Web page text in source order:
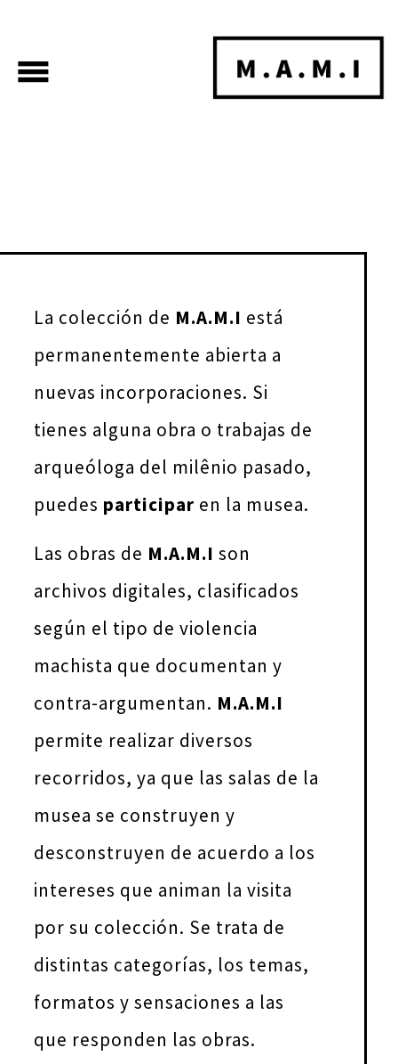
menu
La colección de M.A.M.I está
permanentemente abierta a
nuevas incorporaciones. Si
tienes alguna obra o trabajas de
arqueóloga del milênio pasado,
puedes participar en la musea.
Las obras de M.A.M.I son
archivos digitales, clasificados
según el tipo de violencia
machista que documentan y
contra-argumentan. M.A.M.I
permite realizar diversos
recorridos, ya que las salas de la
musea se construyen y
desconstruyen de acuerdo a los
intereses que animan la visita
por su colección. Se trata de
distintas categorías, los temas,
formatos y sensaciones a las
que responden las obras.